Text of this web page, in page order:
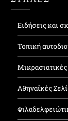
Ειδήσεις και
Τοπική
Μικρασιατικές
Αθηναϊκές